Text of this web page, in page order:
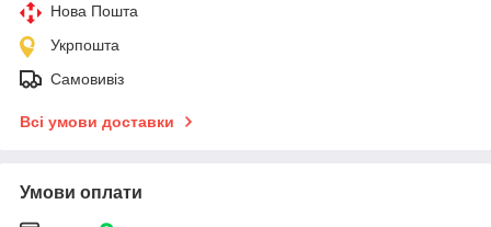
Нова Пошта
Укрпошта
Самовивіз
Всі умови доставки
Умови оплати